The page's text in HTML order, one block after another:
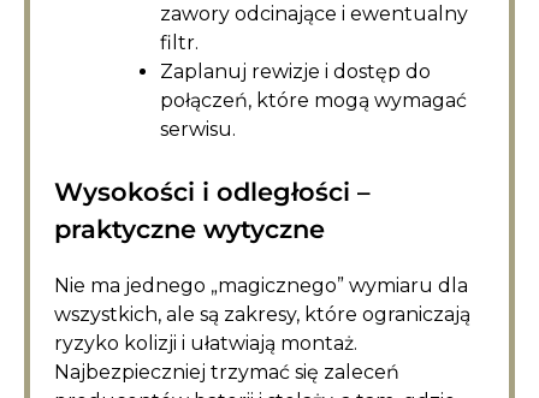
zawory odcinające i ewentualny
filtr.
Zaplanuj rewizje i dostęp do
połączeń, które mogą wymagać
serwisu.
Wysokości i odległości –
praktyczne wytyczne
Nie ma jednego „magicznego” wymiaru dla
wszystkich, ale są zakresy, które ograniczają
ryzyko kolizji i ułatwiają montaż.
Najbezpieczniej trzymać się zaleceń